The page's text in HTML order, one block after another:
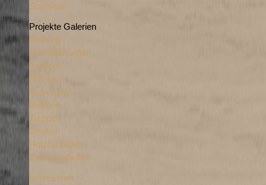
Startseite
Projekte Galerien
Planung
Überdachungen
Carports
Holzbau
Sanierung
Balkone
Treppen
Gauben
Holzfassaden
Zimmerarbeiten
Impressum